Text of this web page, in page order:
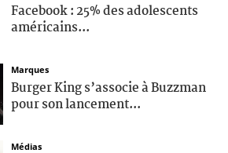
Facebook : 25% des adolescents
américains...
Marques
Burger King s’associe à Buzzman
pour son lancement...
Médias